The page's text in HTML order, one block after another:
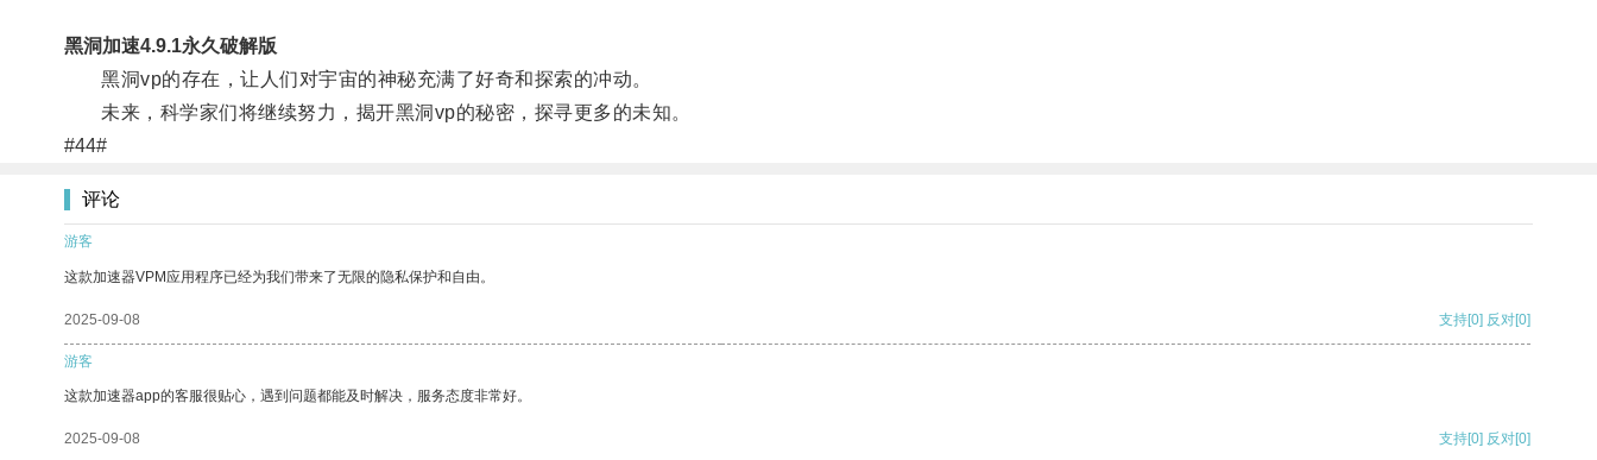
黑洞加速4.9.1永久破解版
黑洞vp的存在，让人们对宇宙的神秘充满了好奇和探索的冲动。
未来，科学家们将继续努力，揭开黑洞vp的秘密，探寻更多的未知。
#44#
评论
游客
这款加速器VPM应用程序已经为我们带来了无限的隐私保护和自由。
2025-09-08 支持[0] 反对[0]
游客
这款加速器app的客服很贴心，遇到问题都能及时解决，服务态度非常好。
2025-09-08 支持[0] 反对[0]